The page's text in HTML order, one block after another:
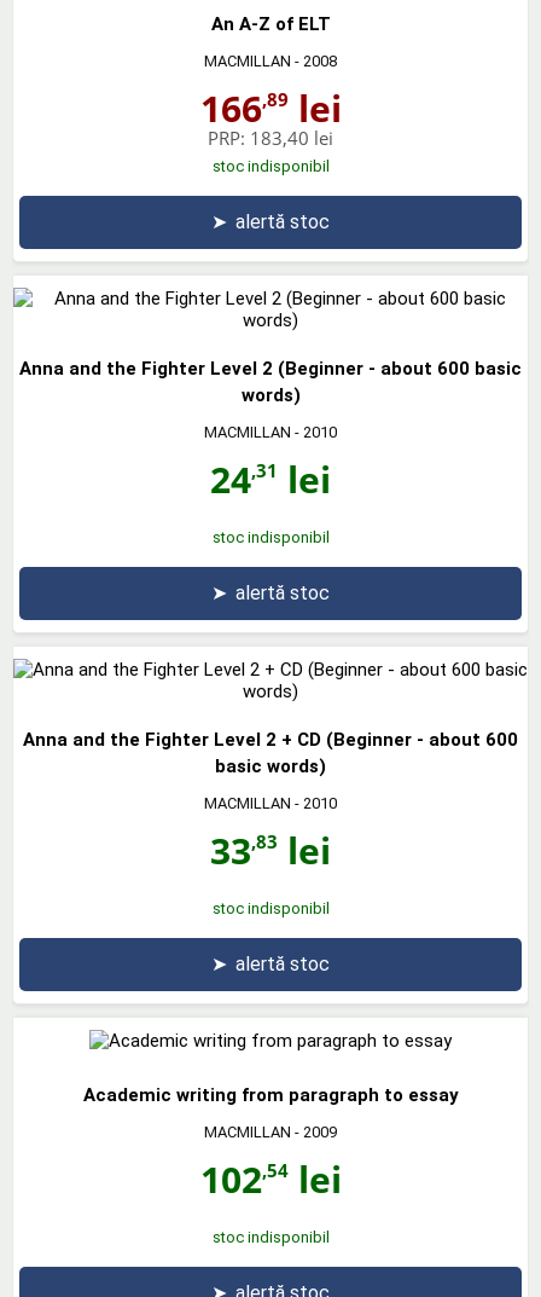
An A-Z of ELT
MACMILLAN - 2008
166,89 lei
PRP: 183,40 lei
stoc indisponibil
➤ alertă stoc
Anna and the Fighter Level 2 (Beginner - about 600 basic
words)
MACMILLAN - 2010
24,31 lei
stoc indisponibil
➤ alertă stoc
Anna and the Fighter Level 2 + CD (Beginner - about 600
basic words)
MACMILLAN - 2010
33,83 lei
stoc indisponibil
➤ alertă stoc
Academic writing from paragraph to essay
MACMILLAN - 2009
102,54lei
stoc indisponibil
➤ alertă stoc